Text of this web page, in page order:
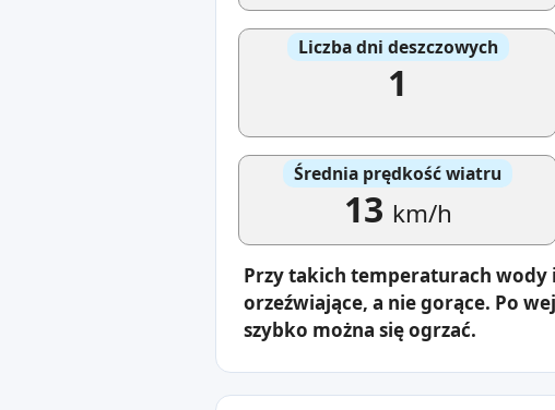
Liczba dni deszczowych
1
Średnia prędkość wiatru
13 km/h
Przy takich temperaturach wody
orzeźwiające, a nie gorące. Po
szybko można się ogrzać.